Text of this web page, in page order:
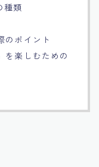
種類
のポイント
を楽しむための